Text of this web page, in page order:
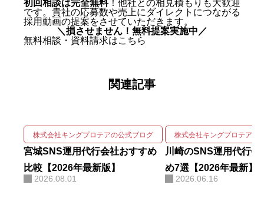
ている。SNS運用代行事業では、
自社アカウントを「札幌 SNS運用
gleニュースをはじめ大手メディア
画・撮影・編集・運用をワンスト
ップで回しながら、そこにAIを掛
け合わせて成果を伸ばす実装力に
ある。AIコンサルティング・AI研
初回相談は完全無料！他社との相見積もりも大歓迎
です。貴社の応募数や売上にダイレクトにつながる
採用動画の提案をさせていただきます。
＼損させません！無料提案実施中／
無料相談・資料請求はこちら
関連記事
株式会社キングプロテアの公式ブログ
宮城SNS運用代行会社おすすめ
比較【2026年最新版】
2026.08.01
株式会社キングプロテアの
川崎のSNS運用代行会
め7選【2026年最新】
2026.06.16